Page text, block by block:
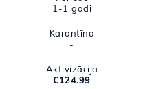
1-1 gadi
Karantīna
-
Aktivizācija
€124.99